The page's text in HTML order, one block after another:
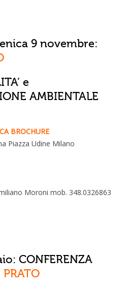
9 novembre:
e
AMBIENTALE
BROCHURE
Piazza Udine Milano
Moroni mob. 348.0326863
CONFERENZA
PRATO